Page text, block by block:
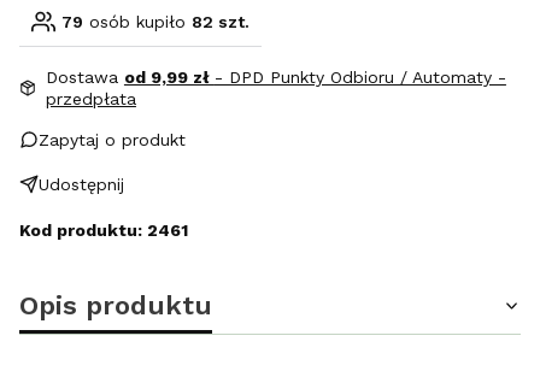
79 osób kupiło 82 szt.
Dostawa od 9,99 zł - DPD Punkty Odbioru / Automaty -
przedpłata
Zapytaj o produkt
Udostępnij
Kod produktu: 2461
Opis produktu